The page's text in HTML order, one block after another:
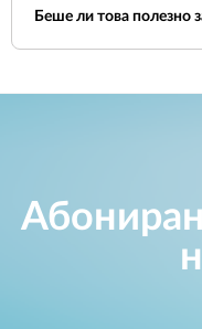
Беше ли това полезно